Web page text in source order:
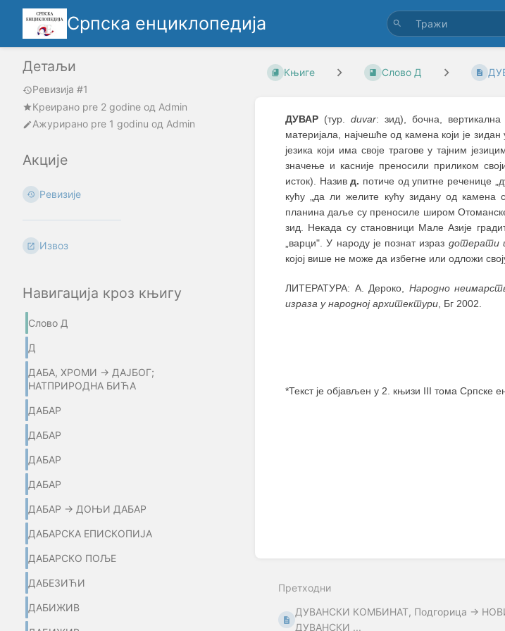
Српска енциклопедија
Детаљи
Ревизија #1
Креирано pre 2 godine oд Admin
Ажурирано pre 1 godinu од Admin
Акције
Ревизије
Извоз
Навигација кроз књигу
Слово Д
Д
ДАБА, ХРОМИ → ДАЈБОГ;
НАТПРИРОДНА БИЋА
ДАБАР
ДАБАР
ДАБАР
ДАБАР
ДАБАР → ДОЊИ ДАБАР
ДАБАРСКА ЕПИСКОПИЈА
ДАБАРСКО ПОЉЕ
ДАБЕЗИЋИ
ДАБИЖИВ
Књиге Слово Д
ДУВАР (тур. duvar: зид), бочна, вертикална
материјала, најчешће од камена који је
језика који има своје трагове у тајним
значење и касније преносили приликом
исток). Називд. потиче од упитне реченице
кућу „да ли желите кућу зидану од
планина даље су преносиле широм Отоманске
зид. Некада су становници Мале Азије
„варци". У народу је познат израз дотерати
којој више не може да избегне или одложи
ЛИТЕРАТУРА: А. Дероко, Народно
израза у народној архитектури , Бг 2002.
*Текст је објављен у 2. књизи III тома Српске
Претходни
ДУВАНСКИ КОМБИНАТ, Подгорица →
ДУВАНСКИ ...